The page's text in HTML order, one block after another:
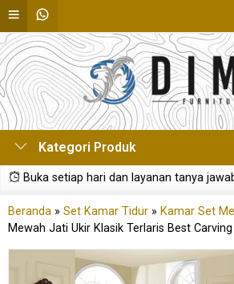
Kategori Produk
Buka setiap hari dan layanan tanya
Beranda » Set Kamar Tidur » Kamar Set
Mewah Jati Ukir Klasik Terlaris Best